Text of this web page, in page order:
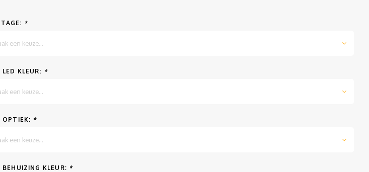
*
een keuze...
LED KLEUR: *
een keuze...
OPTIEK: *
een keuze...
BEHUIZING KLEUR: *